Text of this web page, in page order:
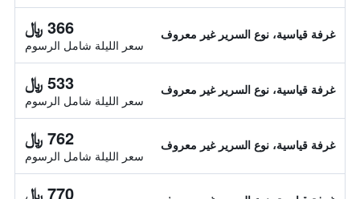
غرفة قياسية، نوع السرير غير معروف 366 ﷼
سعر الليلة شامل الرسوم
غرفة قياسية، نوع السرير غير معروف 533 ﷼
سعر الليلة شامل الرسوم
غرفة قياسية، نوع السرير غير معروف 762 ﷼
سعر الليلة شامل الرسوم
770 ﷼